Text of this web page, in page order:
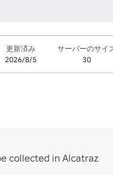
更新済み
2026/8/5
サーバーのサイ
30
collected in Alcatraz